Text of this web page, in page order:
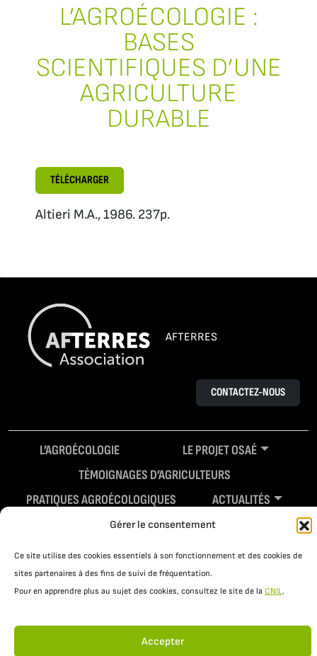
Gérer le consentement
Ce site utilise des cookies essentiels à son fonctionnement et des cookies de
sites partenaires à des fins de suivi de fréquentation.
Pour en apprendre plus au sujet des cookies, consultez le site de la CNIL.
Accepter
L’AGROÉCOLOGIE :
BASES
SCIENTIFIQUES D’UNE
AGRICULTURE
DURABLE
TÉLÉCHARGER
Altieri M.A., 1986. 237p.
AFTERRES
CONTACTEZ-NOUS
L’AGROÉCOLOGIE
LE PROJET OSAÉ
TÉMOIGNAGES D’AGRICULTEURS
PRATIQUES AGROÉCOLOGIQUES
ACTUALITÉS
RESSOURCES